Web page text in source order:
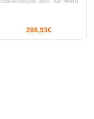
4 ZONAS INDUÇÃO - 60CM - 7kW - PRETO
288,93€